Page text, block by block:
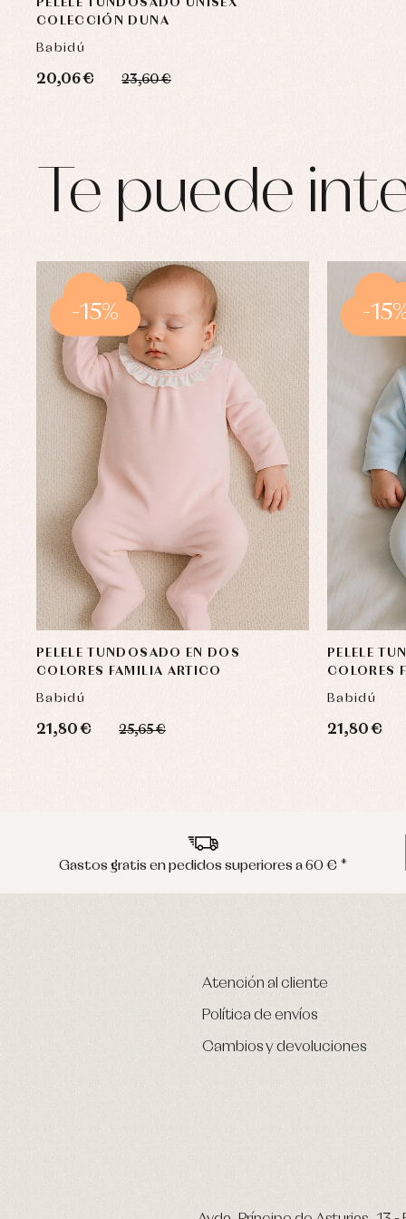
PELELE TUNDOSADO UNISEX
COLECCIÓN DUNA
Babidú
20,06 € 23,60 €
Te puede
PELELE TUNDOSADO EN DOS
COLORES FAMILIA ARTICO
Babidú
21,80 € 25,65 €
-15%
PELELE
COLORES
Babidú
21,80 €
-
Gastos gratis en pedidos superiores a 60 € *
Atención al cliente
Política de envíos
Cambios y devoluciones